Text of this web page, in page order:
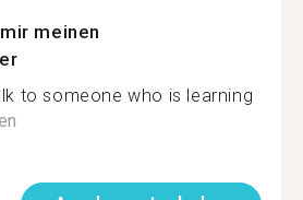
meinen
to someone who is learning